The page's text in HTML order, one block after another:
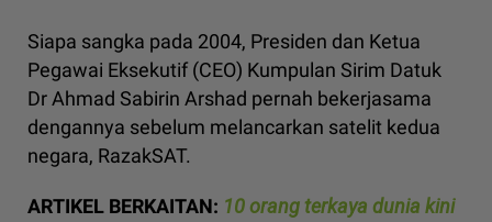
Siapa sangka pada 2004, Presiden dan Ketua
Pegawai Eksekutif (CEO) Kumpulan Sirim Datuk
Dr Ahmad Sabirin Arshad pernah bekerjasama
dengannya sebelum melancarkan satelit kedua
negara, RazakSAT.
ARTIKEL BERKAITAN: 10 orang terkaya dunia kini